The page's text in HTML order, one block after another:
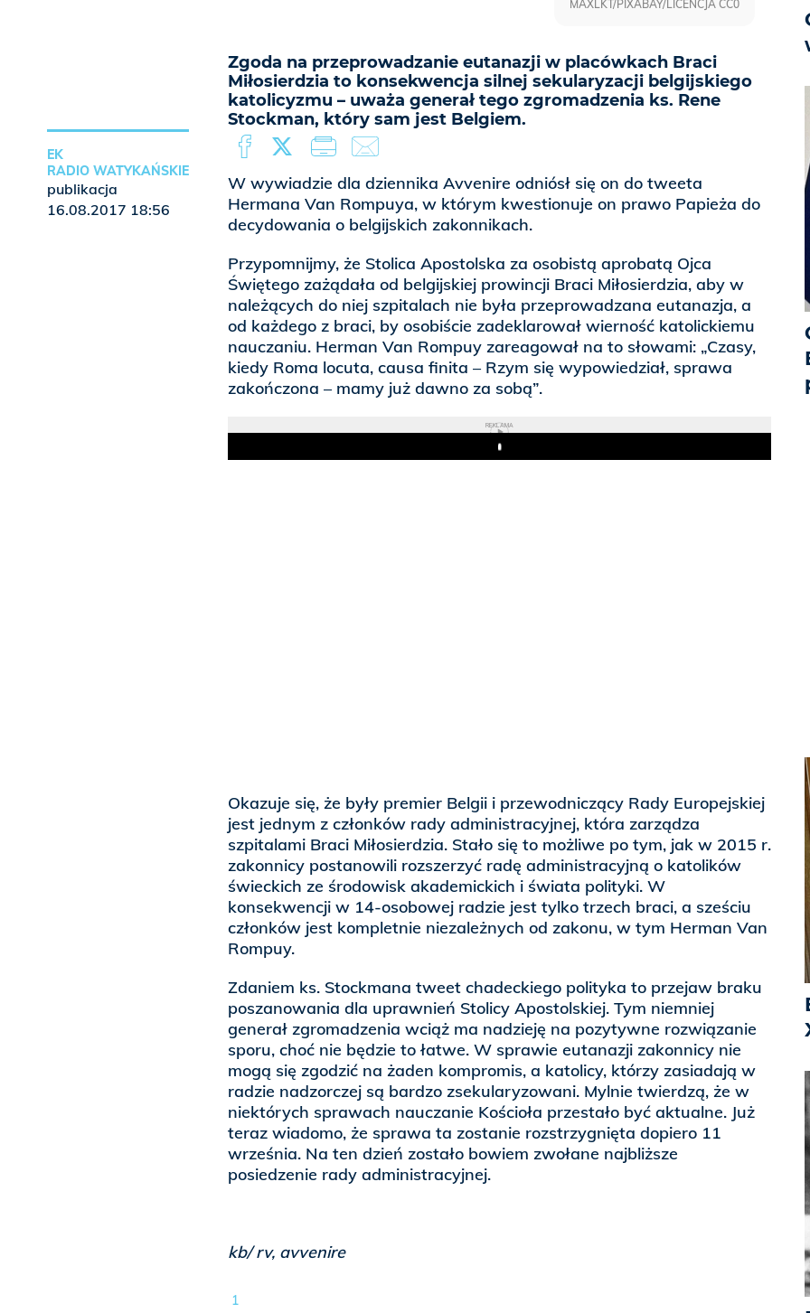
Zgoda na przeprowadzanie eutanazji w placówkach Braci
Miłosierdzia to konsekwencja silnej sekularyzacji belgijskiego
katolicyzmu – uważa generał tego zgromadzenia ks. Rene
Stockman, który sam jest Belgiem.
MAXLKT/PIXABAY/LICENCJA CC0
W wywiadzie dla dziennika Avvenire odniósł się on do tweeta
Hermana Van Rompuya, w którym kwestionuje on prawo Papieża do
decydowania o belgijskich zakonnikach.
Przypomnijmy, że Stolica Apostolska za osobistą aprobatą Ojca
Świętego zażądała od belgijskiej prowincji Braci Miłosierdzia, aby w
należących do niej szpitalach nie była przeprowadzana eutanazja, a
od każdego z braci, by osobiście zadeklarował wierność katolickiemu
nauczaniu. Herman Van Rompuy zareagował na to słowami: „Czasy,
kiedy Roma locuta, causa finita – Rzym się wypowiedział, sprawa
zakończona – mamy już dawno za sobą”.
REKLAMA
Play
Okazuje się, że były premier Belgii i przewodniczący Rady Europejskiej
jest jednym z członków rady administracyjnej, która zarządza
szpitalami Braci Miłosierdzia. Stało się to możliwe po tym, jak w 2015 r.
zakonnicy postanowili rozszerzyć radę administracyjną o katolików
świeckich ze środowisk akademickich i świata polityki. W
konsekwencji w 14-osobowej radzie jest tylko trzech braci, a sześciu
członków jest kompletnie niezależnych od zakonu, w tym Herman Van
Rompuy.
Zdaniem ks. Stockmana tweet chadeckiego polityka to przejaw braku
poszanowania dla uprawnień Stolicy Apostolskiej. Tym niemniej
generał zgromadzenia wciąż ma nadzieję na pozytywne rozwiązanie
sporu, choć nie będzie to łatwe. W sprawie eutanazji zakonnicy nie
mogą się zgodzić na żaden kompromis, a katolicy, którzy zasiadają w
radzie nadzorczej są bardzo zsekularyzowani. Mylnie twierdzą, że w
niektórych sprawach nauczanie Kościoła przestało być aktualne. Już
teraz wiadomo, że sprawa ta zostanie rozstrzygnięta dopiero 11
września. Na ten dzień zostało bowiem zwołane najbliższe
posiedzenie rady administracyjnej.
kb/ rv, avvenire
1
EK
RADIO WATYKAŃSKIE
publikacja
16.08.2017 18:56